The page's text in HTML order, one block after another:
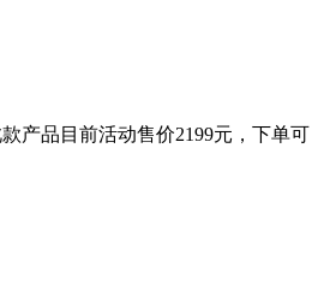
产品目前活动售价2199元，下单可